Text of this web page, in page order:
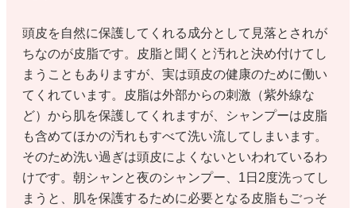
頭皮を自然に保護してくれる成分として見落とされが
ちなのが皮脂です。皮脂と聞くと汚れと決め付けてし
まうこともありますが、実は頭皮の健康のために働い
てくれています。皮脂は外部からの刺激（紫外線な
ど）から肌を保護してくれますが、シャンプーは皮脂
も含めてほかの汚れもすべて洗い流してしまいます。
そのため洗い過ぎは頭皮によくないといわれているわ
けです。朝シャンと夜のシャンプー、1日2度洗ってし
まうと、肌を保護するために必要となる皮脂もごっそ